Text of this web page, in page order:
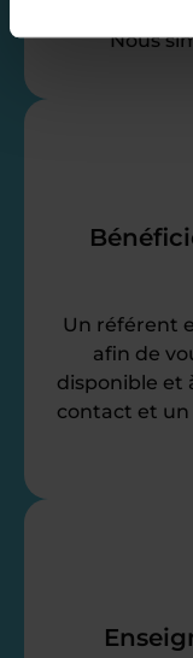
Nous
Un référent
afin de
disponible et
contact et un